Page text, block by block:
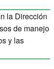
la Dirección
de manejo
y las